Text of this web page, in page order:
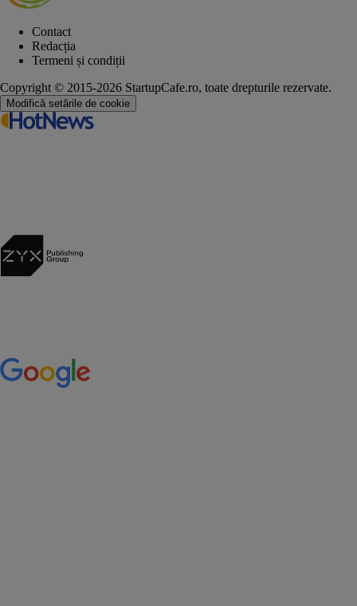
Contact
Redacția
Termeni și condiții
Copyright © 2015-2026 StartupCafe.ro, toate drepturile rezervate.
Modifică setările de cookie